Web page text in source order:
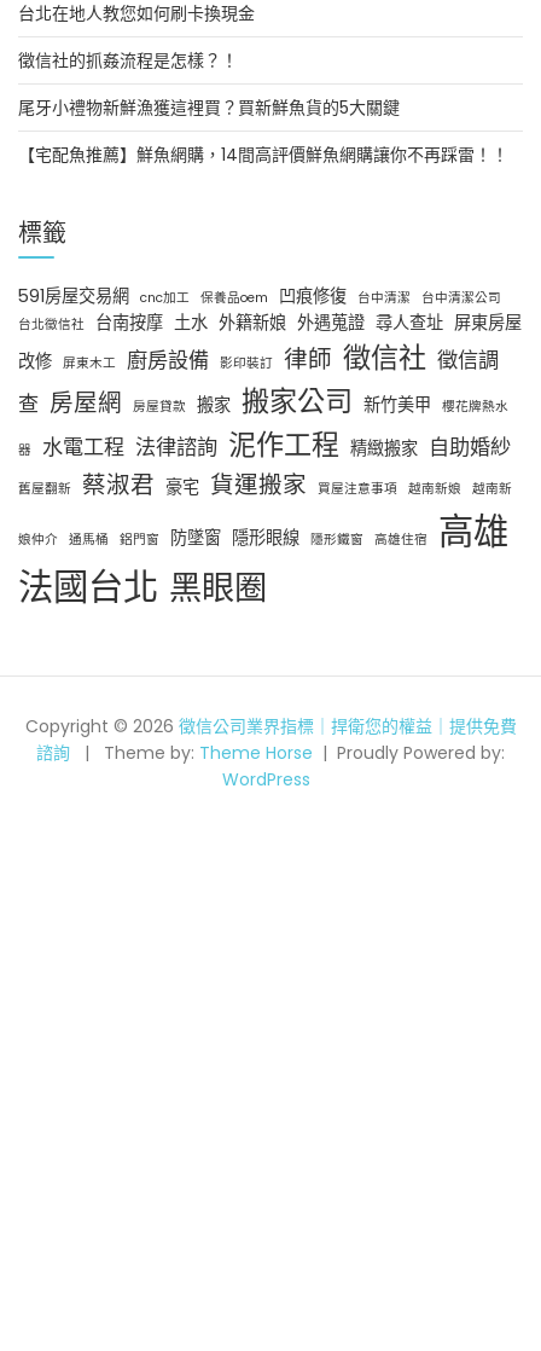
台北在地人教您如何刷卡換現金
徵信社的抓姦流程是怎樣？！
尾牙小禮物新鮮漁獲這裡買？買新鮮魚貨的5大關鍵
【宅配魚推薦】鮮魚網購，14間高評價鮮魚網購讓你不再踩雷！！
標籤
591房屋交易網 cnc加工 保養品oem 凹痕修復 台中清潔
台中清潔公司
台北徵信社
台南按摩 土水 外籍新娘 外遇蒐證 尋人查址 屏東房屋
改修 屏東木工 廚房設備 影印裝訂 律師 徵信社 徵信調
查 房屋網 房屋貸款 搬家 搬家公司 新竹美甲 櫻花牌熱水
器 水電工程 法律諮詢 泥作工程 精緻搬家 自助婚紗
舊屋翻新 蔡淑君 豪宅 貨運搬家 買屋注意事項 越南新娘 越南新
娘仲介 通馬桶 鋁門窗 防墜窗 隱形眼線 隱形鐵窗 高雄住宿
高雄
法國台北 黑眼圈
Copyright © 2026 徵信公司業界指標｜捍衛您的權益｜提供免費
諮詢
Theme by: Theme Horse
Proudly Powered by:
WordPress